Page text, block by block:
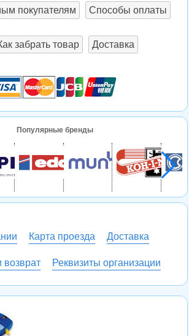
покупателям Способы оплаты
забрать товар Доставка
Популярные бренды
Карта проезда Доставка
возврат Реквизиты организации